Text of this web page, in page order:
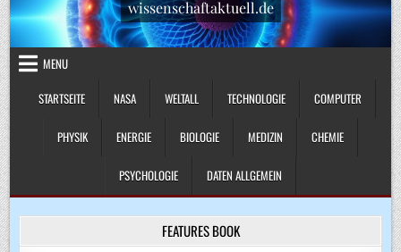
wissenschaftaktuell.de
MENU
STARTSEITE
NASA WELTALL TECHNOLOGIE COMPUTER
PHYSIK ENERGIE BIOLOGIE MEDIZIN CHEMIE
PSYCHOLOGIE DATEN ALLGEMEIN
FEATURES BOOK